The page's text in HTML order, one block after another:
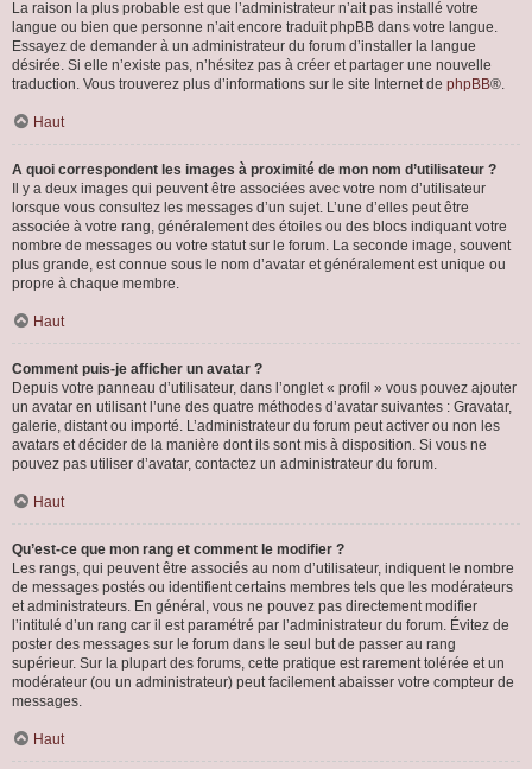
La raison la plus probable est que l’administrateur n’ait pas installé votre
langue ou bien que personne n’ait encore traduit phpBB dans votre langue.
Essayez de demander à un administrateur du forum d’installer la langue
désirée. Si elle n’existe pas, n’hésitez pas à créer et partager une nouvelle
traduction. Vous trouverez plus d’informations sur le site Internet de phpBB®.
Haut
A quoi correspondent les images à proximité de mon nom d’utilisateur ?
Il y a deux images qui peuvent être associées avec votre nom d’utilisateur
lorsque vous consultez les messages d’un sujet. L’une d’elles peut être
associée à votre rang, généralement des étoiles ou des blocs indiquant votre
nombre de messages ou votre statut sur le forum. La seconde image, souvent
plus grande, est connue sous le nom d’avatar et généralement est unique ou
propre à chaque membre.
Haut
Comment puis-je afficher un avatar ?
Depuis votre panneau d’utilisateur, dans l’onglet « profil » vous pouvez ajouter
un avatar en utilisant l’une des quatre méthodes d’avatar suivantes : Gravatar,
galerie, distant ou importé. L’administrateur du forum peut activer ou non les
avatars et décider de la manière dont ils sont mis à disposition. Si vous ne
pouvez pas utiliser d’avatar, contactez un administrateur du forum.
Haut
Qu’est-ce que mon rang et comment le modifier ?
Les rangs, qui peuvent être associés au nom d’utilisateur, indiquent le nombre
de messages postés ou identifient certains membres tels que les modérateurs
et administrateurs. En général, vous ne pouvez pas directement modifier
l’intitulé d’un rang car il est paramétré par l’administrateur du forum. Évitez de
poster des messages sur le forum dans le seul but de passer au rang
supérieur. Sur la plupart des forums, cette pratique est rarement tolérée et un
modérateur (ou un administrateur) peut facilement abaisser votre compteur de
messages.
Haut